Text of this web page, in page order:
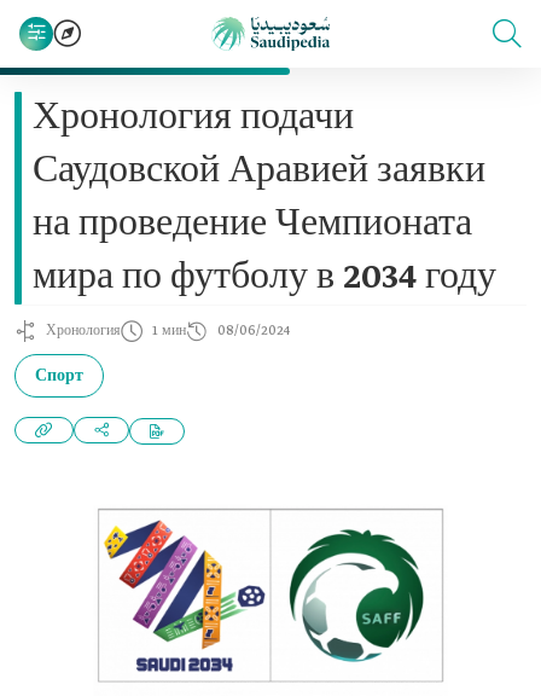
Хронология подачи
Саудовской Аравией заявки
на проведение Чемпионата
мира по футболу в 2034 году
Хронология 1 мин 08/06/2024
Спорт